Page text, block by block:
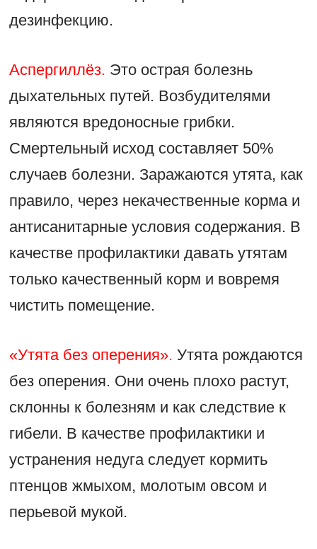
дезинфекцию.
Аспергиллёз. Это острая болезнь
дыхательных путей. Возбудителями
являются вредоносные грибки.
Смертельный исход составляет 50%
случаев болезни. Заражаются утята, как
правило, через некачественные корма и
антисанитарные условия содержания. В
качестве профилактики давать утятам
только качественный корм и вовремя
чистить помещение.
«Утята без оперения». Утята рождаются
без оперения. Они очень плохо растут,
склонны к болезням и как следствие к
гибели. В качестве профилактики и
устранения недуга следует кормить
птенцов жмыхом, молотым овсом и
перьевой мукой.